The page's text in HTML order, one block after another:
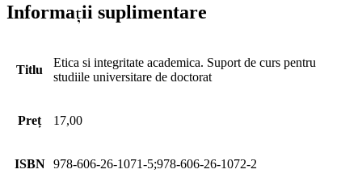
Informații suplimentare
Titlu
Etica si integritate academica. Suport de curs pentru
studiile universitare de doctorat
Preț 17,00
ISBN 978-606-26-1071-5;978-606-26-1072-2